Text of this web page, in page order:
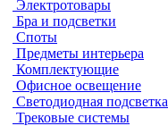
Электротовары
Бра и подсветки
Споты
Предметы интерьера
Комплектующие
Офисное освещение
Светодиодная подсветка
Трековые системы